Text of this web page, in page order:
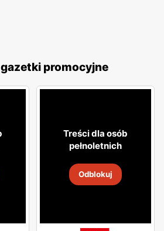
promocyjne
Treści dla osób
pełnoletnich
Odblokuj